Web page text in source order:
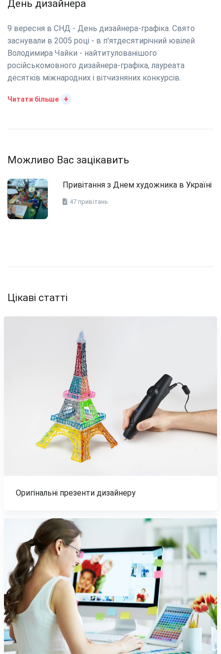
День дизайнера
9 вересня в СНД - День дизайнера-графіка. Свято
заснували в 2005 році - в п'ятдесятирічний ювілей
Володимира Чайки - найтитулованішого
російськомовного дизайнера-графіка, лауреата
десятків міжнародних і вітчизняних конкурсів.
Читати більше +
Можливо Вас зацікавить
Привітання з Днем художника в Україні
47 привітань
Цікаві статті
Оригінальні презенти дизайнеру